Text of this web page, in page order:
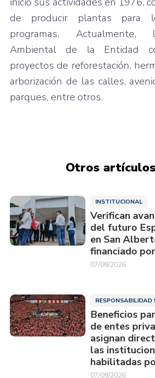
de producir plantas para
programas. Actualmente,
Ambiental de la Entidad
proyectos de reforestación,
arborización de las calles,
parques, entre otros.
Otros artículos
INSTITUCIONAL
Verifican
del futuro
en San
financiado
07/08/2026
RESPONSABILIDAD
Beneficios
de entes
asignan
las
habilitadas
07/08/2026